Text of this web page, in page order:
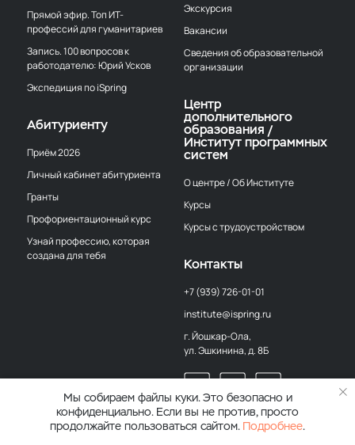
Прямой эфир. Топ ИТ-
профессий для гуманитариев
Запись. 100 вопросов к
работодателю: Юрий Усков
Экспедиция по iSpring
Абитуриенту
Приём 2026
Личный кабинет абитуриента
Гранты
Профориентационный курс
Узнай профессию, которая
создана для тебя
Экскурсия
Вакансии
Сведения об образовательной
организации
Центр
дополнительного
образования /
Институт программных
систем
О центре / Об Институте
Курсы
Курсы с трудоустройством
Контакты
+7 (939) 726-01-01
institute@ispring.ru
г. Йошкар-Ола,
ул. Эшкинина, д. 8Б
Мы собираем файлы куки. Это безопасно и
конфиденциально. Если вы не против, просто
продолжайте пользоваться сайтом. Подробнее.